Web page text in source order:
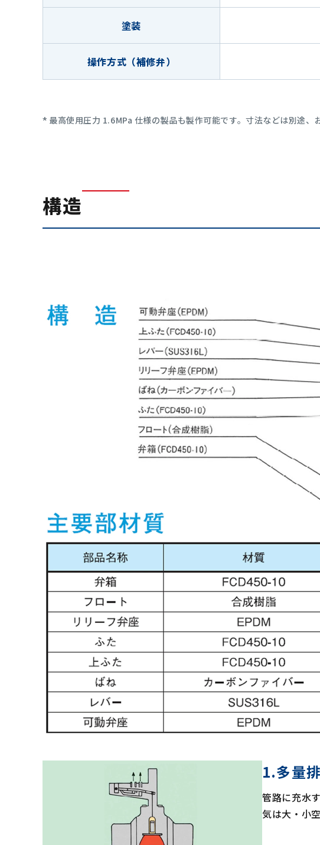
塗装
操作方式（補修弁）
最高使用圧力 1.6MPa 仕様の製品も製作可能です。寸法などは別途、
構造
1.多量
管路に充水
気は大・小